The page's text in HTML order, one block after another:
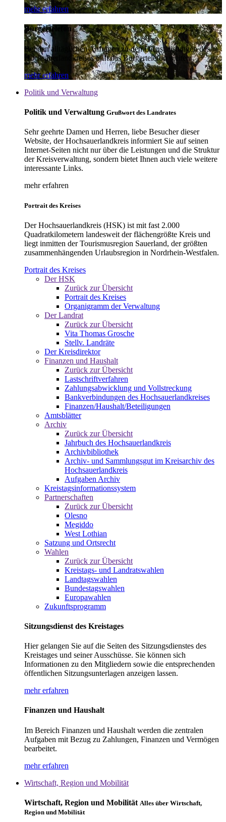
mehr erfahren
Bürgertelefon
Bei den alltäglichen Anfragen zu den Dienstleistungen des
Hochsauerlandkreises hilft das Bürgertelefon weiter.
mehr erfahren
Politik und Verwaltung
Politik und Verwaltung Grußwort des Landrates
Sehr geehrte Damen und Herren, liebe Besucher dieser
Website, der Hochsauerlandkreis informiert Sie auf seinen
Internet-Seiten nicht nur über die Leistungen und die Struktur
der Kreisverwaltung, sondern bietet Ihnen auch viele weitere
interessante Links.
mehr erfahren
Portrait des Kreises
Der Hochsauerlandkreis (HSK) ist mit fast 2.000
Quadratkilometern landesweit der flächengrößte Kreis und
liegt inmitten der Tourismusregion Sauerland, der größten
zusammenhängenden Urlaubsregion in Nordrhein-Westfalen.
Portrait des Kreises
Der HSK
Zurück zur Übersicht
Portrait des Kreises
Organigramm der Verwaltung
Der Landrat
Zurück zur Übersicht
Vita Thomas Grosche
Stellv. Landräte
Der Kreisdirektor
Finanzen und Haushalt
Zurück zur Übersicht
Lastschriftverfahren
Zahlungsabwicklung und Vollstreckung
Bankverbindungen des Hochsauerlandkreises
Finanzen/Haushalt/Beteiligungen
Amtsblätter
Archiv
Zurück zur Übersicht
Jahrbuch des Hochsauerlandkreis
Archivbibliothek
Archiv- und Sammlungsgut im Kreisarchiv des
Hochsauerlandkreis
Aufgaben Archiv
Kreistagsinformationssystem
Partnerschaften
Zurück zur Übersicht
Olesno
Megiddo
West Lothian
Satzung und Ortsrecht
Wahlen
Zurück zur Übersicht
Kreistags- und Landratswahlen
Landtagswahlen
Bundestagswahlen
Europawahlen
Zukunftsprogramm
Sitzungsdienst des Kreistages
Hier gelangen Sie auf die Seiten des Sitzungsdienstes des
Kreistages und seiner Ausschüsse. Sie können sich
Informationen zu den Mitgliedern sowie die entsprechenden
öffentlichen Sitzungsunterlagen anzeigen lassen.
mehr erfahren
Finanzen und Haushalt
Im Bereich Finanzen und Haushalt werden die zentralen
Aufgaben mit Bezug zu Zahlungen, Finanzen und Vermögen
bearbeitet.
mehr erfahren
Wirtschaft, Region und Mobilität
Wirtschaft, Region und Mobilität Alles über Wirtschaft,
Region und Mobilität